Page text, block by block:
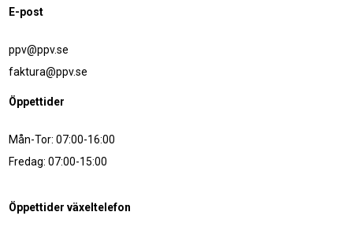
E-post
ppv@ppv.se
faktura@ppv.se
Öppettider
Mån-Tor: 07:00-16:00
Fredag: 07:00-15:00
Öppettider växeltelefon